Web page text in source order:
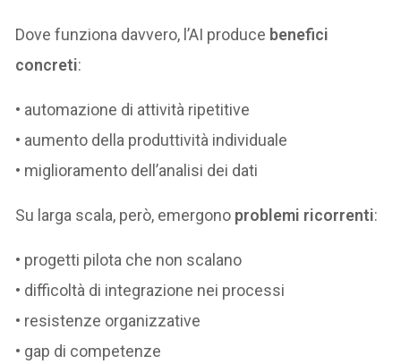
Dove funziona davvero, l’AI produce benefici
concreti:
• automazione di attività ripetitive
• aumento della produttività individuale
• miglioramento dell’analisi dei dati
Su larga scala, però, emergono problemi ricorrenti:
• progetti pilota che non scalano
• difficoltà di integrazione nei processi
• resistenze organizzative
• gap di competenze